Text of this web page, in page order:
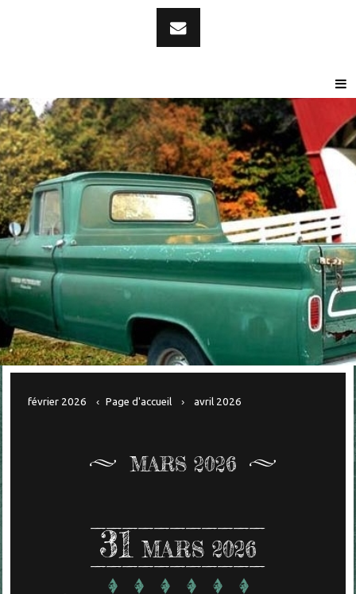
février 2026 Page d'accueil avril 2026
MARS 2026
31 MARS 2026